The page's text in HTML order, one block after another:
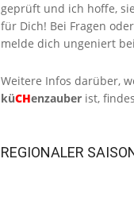
geprüft und ich hoffe,
für Dich! Bei Fragen
melde dich ungeniert
Weitere Infos darüber,
küCHenzauber ist,
REGIONALER